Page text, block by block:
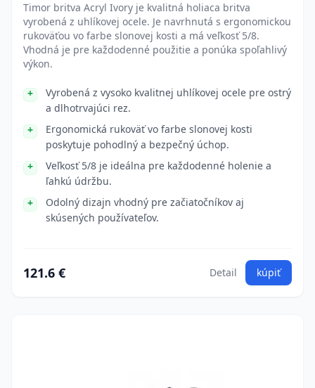
Timor britva Acryl Ivory je kvalitná holiaca britva
vyrobená z uhlíkovej ocele. Je navrhnutá s ergonomickou
rukoväťou vo farbe slonovej kosti a má veľkosť 5/8.
Vhodná je pre každodenné použitie a ponúka spoľahlivý
výkon.
Vyrobená z vysoko kvalitnej uhlíkovej ocele pre ostrý
a dlhotrvajúci rez.
Ergonomická rukoväť vo farbe slonovej kosti
poskytuje pohodlný a bezpečný úchop.
Veľkosť 5/8 je ideálna pre každodenné holenie a
ľahkú údržbu.
Odolný dizajn vhodný pre začiatočníkov aj
skúsených používateľov.
121.6 € Detail kúpiť